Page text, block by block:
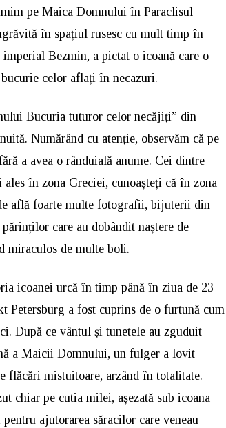
pe Maica Domnului în Paraclisul
în spațiul rusesc cu mult timp în
Bezmin, a pictat o icoană care o
celor aflați în necazuri.
Bucuria tuturor celor necăjiți” din
Numărând cu atenție, observăm că pe
a avea o rânduială anume. Cei dintre
în zona Greciei, cunoașteți că în zona
află foarte multe fotografii, bijuterii din
care au dobândit naștere de
miraculos de multe boli.
icoanei urcă în timp până în ziua de 23
Petersburg a fost cuprins de o furtună cum
După ce vântul și tunetele au zguduit
a Maicii Domnului, un fulger a lovit
flăcări mistuitoare, arzând în totalitate.
chiar pe cutia milei, așezată sub icoana
ajutorarea săracilor care veneau